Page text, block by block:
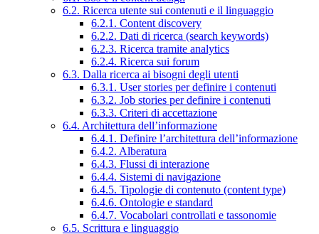
6.2. Ricerca utente sui contenuti e il linguaggio
6.2.1. Content discovery
6.2.2. Dati di ricerca (search keywords)
6.2.3. Ricerca tramite analytics
6.2.4. Ricerca sui forum
6.3. Dalla ricerca ai bisogni degli utenti
6.3.1. User stories per definire i contenuti
6.3.2. Job stories per definire i contenuti
6.3.3. Criteri di accettazione
6.4. Architettura dell’informazione
6.4.1. Definire l’architettura dell’informazione
6.4.2. Alberatura
6.4.3. Flussi di interazione
6.4.4. Sistemi di navigazione
6.4.5. Tipologie di contenuto (content type)
6.4.6. Ontologie e standard
6.4.7. Vocabolari controllati e tassonomie
6.5. Scrittura e linguaggio